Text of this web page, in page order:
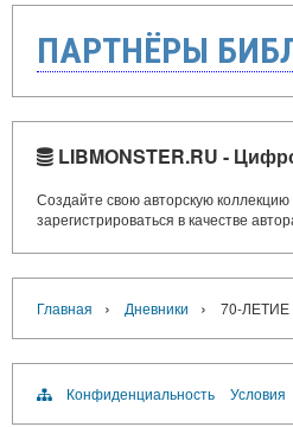
ПАРТНЁРЫ
LIBMONSTER.RU -
Создайте свою авторскую
зарегистрироваться в качестве
Главная › Дневники › 70-
Конфиденциальность Условия